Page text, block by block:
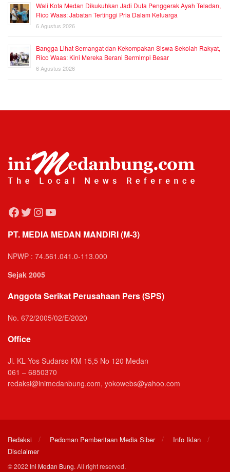
Wali Kota Medan Dikukuhkan Jadi Duta Penggerak Ayah Teladan,
Rico Waas: Jabatan Tertinggi Pria Dalam Keluarga
6 Agustus 2026
Bangga Lihat Semangat dan Kekompakan Siswa Sekolah Rakyat,
Rico Waas: Kini Mereka Berani Bermimpi Besar
6 Agustus 2026
Facebook
Twitter
Instagram
YouTube
PT. MEDIA MEDAN MANDIRI (M-3)
NPWP : 74.561.041.0-113.000
Sejak 2005
Anggota Serikat Perusahaan Pers (SPS)
No. 672/2005/02/E/2020
Office
Jl. KL Yos Sudarso KM 15,5 No 120 Medan
061 – 6850370
redaksi@inimedanbung.com, yokowebs@yahoo.com
Redaksi Pedoman Pemberitaan Media Siber
Info Iklan
Disclaimer
© 2022 Ini Medan Bung. All right reserved.